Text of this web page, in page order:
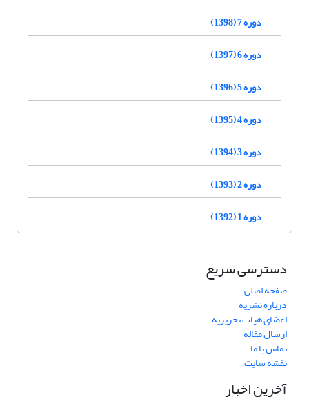
دوره 7 (1398)
دوره 6 (1397)
دوره 5 (1396)
دوره 4 (1395)
دوره 3 (1394)
دوره 2 (1393)
دوره 1 (1392)
دسترسی سریع
صفحه اصلی
درباره نشریه
اعضای هیات تحریریه
ارسال مقاله
تماس با ما
نقشه سایت
آخرین اخبار